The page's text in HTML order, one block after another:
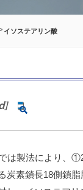
イソステアリン酸
は製法により、
素鎖長18側鎖